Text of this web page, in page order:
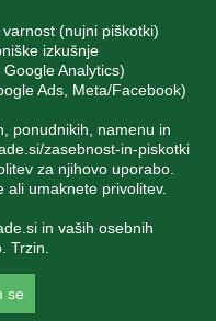
(nujni piškotki)
izkušnje
Analytics)
Ads, Meta/Facebook)
ponudnikih, namenu in
zasebnost-in-piskotki
za njihovo uporabo.
ali umaknete privolitev.
in vaših osebnih
Trzin.
se
Trzin
objavljati
V kolikor na naši
oziroma neustrezne